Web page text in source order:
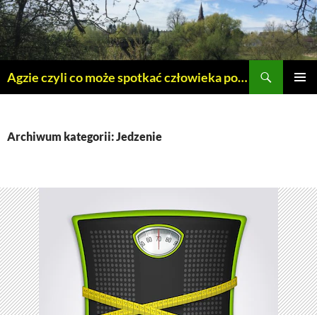
Agzie czyli co może spotkać człowieka po 45 – tce.
Archiwum kategorii: Jedzenie